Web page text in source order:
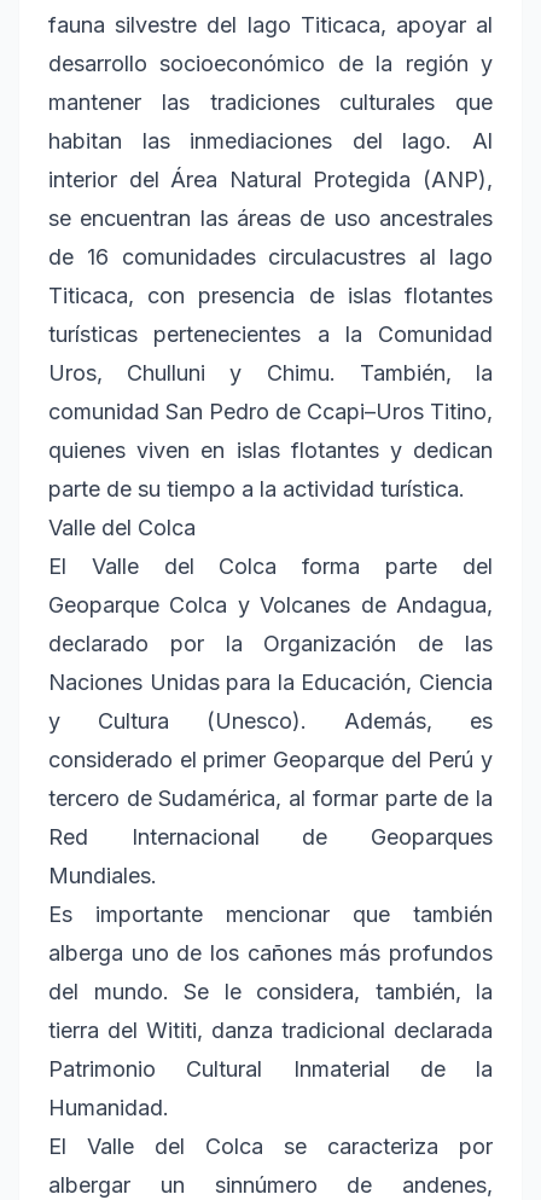
fauna silvestre del lago Titicaca, apoyar al
desarrollo socioeconómico de la región y
mantener las tradiciones culturales que
habitan las inmediaciones del lago. Al
interior del Área Natural Protegida (ANP),
se encuentran las áreas de uso ancestrales
de 16 comunidades circulacustres al lago
Titicaca, con presencia de islas flotantes
turísticas pertenecientes a la Comunidad
Uros, Chulluni y Chimu. También, la
comunidad San Pedro de Ccapi–Uros Titino,
quienes viven en islas flotantes y dedican
parte de su tiempo a la actividad turística.
Valle del Colca
El Valle del Colca forma parte del
Geoparque Colca y Volcanes de Andagua,
declarado por la Organización de las
Naciones Unidas para la Educación, Ciencia
y Cultura (Unesco). Además, es
considerado el primer Geoparque del Perú y
tercero de Sudamérica, al formar parte de la
Red Internacional de Geoparques
Mundiales.
Es importante mencionar que también
alberga uno de los cañones más profundos
del mundo. Se le considera, también, la
tierra del Wititi, danza tradicional declarada
Patrimonio Cultural Inmaterial de la
Humanidad.
El Valle del Colca se caracteriza por
albergar un sinnúmero de andenes,